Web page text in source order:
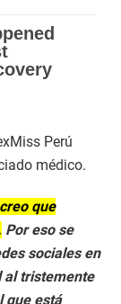
Perú
médico.
que
Por eso se
sociales en
al tristemente
que está